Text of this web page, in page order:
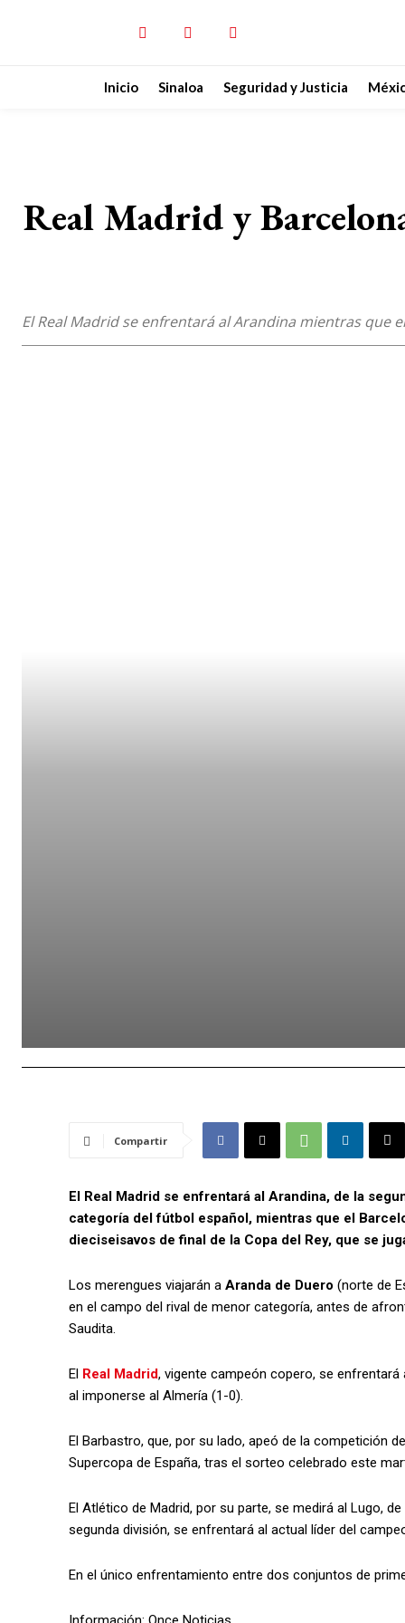
Inicio Sinaloa Seguridad y Justicia
Real Madrid y
El Real Madrid se enfrentará al Arandina mientras que
Compartir
El Real Madrid se enfrentará al Arandina, de la
categoría del fútbol español, mientras que el
dieciseisavos de final de la Copa del Rey, que se
Los merengues viajarán a Aranda de Duero (norte de
en el campo del rival de menor categoría, antes de
Saudita.
El Real Madrid, vigente campeón copero, se
al imponerse al Almería (1-0).
El Barbastro, que, por su lado, apeó de la competición
Supercopa de España, tras el sorteo celebrado este
El Atlético de Madrid, por su parte, se medirá al Lugo,
segunda división, se enfrentará al actual líder del
En el único enfrentamiento entre dos conjuntos de